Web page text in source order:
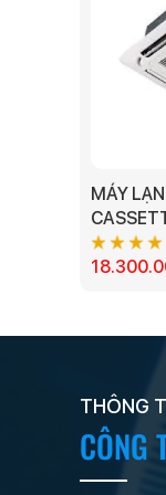
MÁY
28CRN1 -
THÔNG
CÔNG